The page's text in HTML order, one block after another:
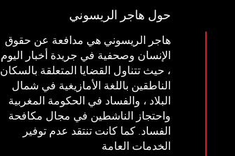
حول هاجر الريسوني
هاجر الريسوني هي مدافعة عن حقوق
الإنسان وصحفية في جريدة أخبار اليوم
، حيث تتناول القضايا المتعلقة بالسكان
الناطقين باللغة الأمازيغية في شمال
البلاد ، والفساد في الحكومة المغربية
واحتجاز الناشطين في مجال مكافحة
الفساد. كما كانت تنتقد عدم توفير
الخدمات العامة